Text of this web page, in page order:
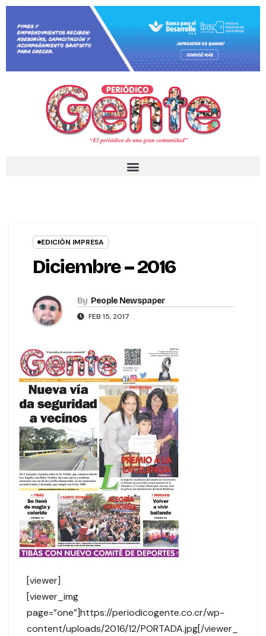
EDICIÓN IMPRESA
Diciembre – 2016
By People Newspaper
FEB 15, 2017
[viewer]
[viewer_img
page=”one”]https://periodicogente.co.cr/wp-
content/uploads/2016/12/PORTADA.jpg[/viewer_